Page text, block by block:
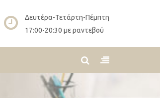
Δευτέρα-Τετάρτη-Πέμπτη
17:00-20:30 με ραντεβού